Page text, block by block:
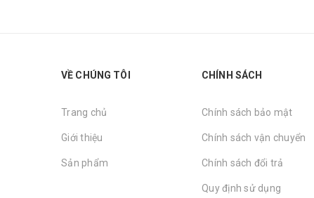
VỀ CHÚNG TÔI
Trang chủ
Giới thiệu
Sản phẩm
CHÍNH SÁCH
Chính sách bảo mật
Chính sách vận chuyển
Chính sách đổi trả
Quy định sử dụng